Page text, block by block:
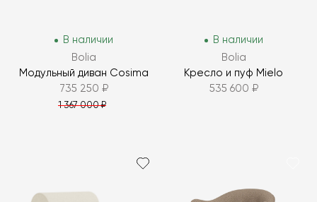
В наличии
Bolia
Модульный диван Cosima
735 250 ₽
1 367 000 ₽
В наличии
Bolia
Кресло и пуф Mielo
535 600 ₽